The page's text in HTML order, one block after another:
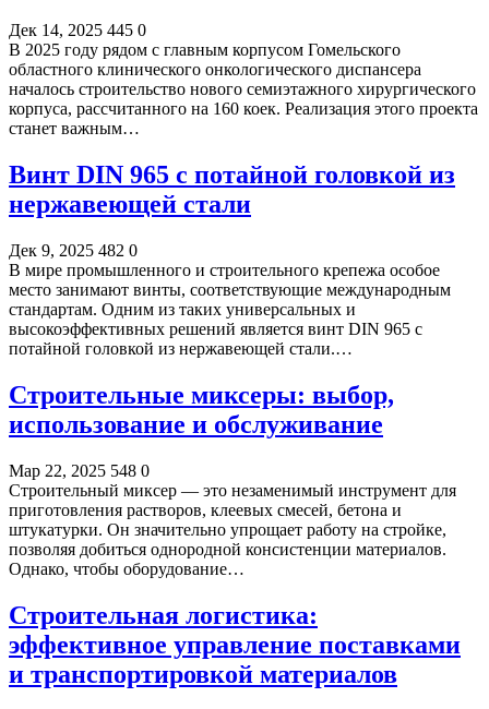
Дек 14, 2025 445 0
В 2025 году рядом с главным корпусом Гомельского
областного клинического онкологического диспансера
началось строительство нового семиэтажного хирургического
корпуса, рассчитанного на 160 коек. Реализация этого проекта
станет важным…
Винт DIN 965 с потайной головкой из
нержавеющей стали
Дек 9, 2025 482 0
В мире промышленного и строительного крепежа особое
место занимают винты, соответствующие международным
стандартам. Одним из таких универсальных и
высокоэффективных решений является винт DIN 965 с
потайной головкой из нержавеющей стали.…
Строительные миксеры: выбор,
использование и обслуживание
Мар 22, 2025 548 0
Строительный миксер — это незаменимый инструмент для
приготовления растворов, клеевых смесей, бетона и
штукатурки. Он значительно упрощает работу на стройке,
позволяя добиться однородной консистенции материалов.
Однако, чтобы оборудование…
Строительная логистика:
эффективное управление поставками
и транспортировкой материалов